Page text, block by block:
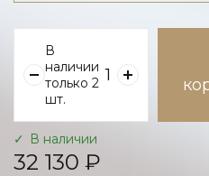
В
наличии
только 2
шт.
В наличии
32 130 ₽